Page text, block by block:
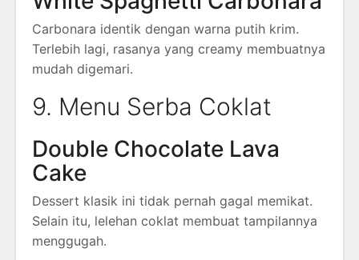
Carbonara identik dengan warna putih krim.
Terlebih lagi, rasanya yang creamy membuatnya
mudah digemari.
9. Menu Serba Coklat
Double Chocolate Lava
Cake
Dessert klasik ini tidak pernah gagal memikat.
Selain itu, lelehan coklat membuat tampilannya
menggugah.